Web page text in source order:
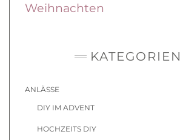
Weihnachten
KATEGORIEN
ANLÄSSE
DIY IM ADVENT
HOCHZEITS DIY